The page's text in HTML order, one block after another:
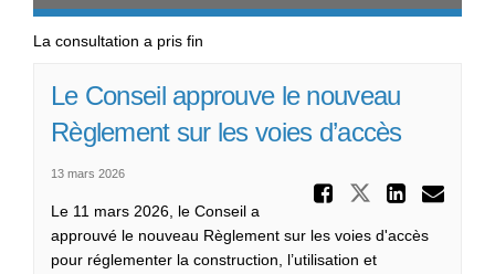
La consultation a pris fin
Le Conseil approuve le nouveau
Règlement sur les voies d’accès
13 mars 2026
Partager
Le 11 mars 2026, le Conseil a
approuvé le nouveau Règlement sur les voies d'accès
pour réglementer la construction, l’utilisation et